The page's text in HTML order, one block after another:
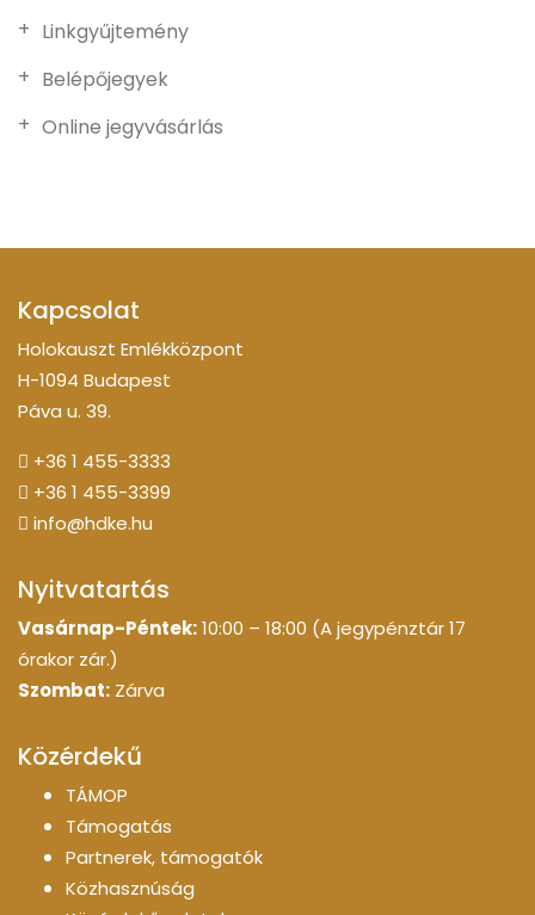
Linkgyűjtemény
Belépőjegyek
Online jegyvásárlás
Kapcsolat
Holokauszt Emlékközpont
H-1094 Budapest
Páva u. 39.
+36 1 455-3333
+36 1 455-3399
info@hdke.hu
Nyitvatartás
Vasárnap-Péntek:10:00 – 18:00 (A jegypénztár 17
órakor zár.)
Szombat: Zárva
Közérdekű
TÁMOP
Támogatás
Partnerek, támogatók
Közhasznúság